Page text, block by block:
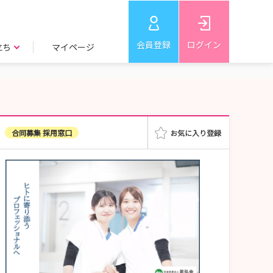
マイページ 会員登録 ログイン
合同募集 採用窓口